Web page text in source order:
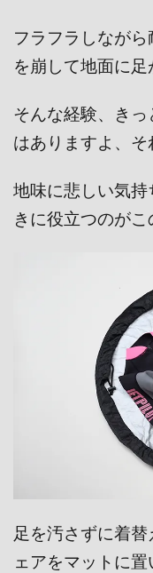
フラフラしなが
を崩して地面に
そんな経験、き
はありますよ、そ
地味に悲しい気持
きに役立つのがこ
足を汚さずに着
ェアをマットに